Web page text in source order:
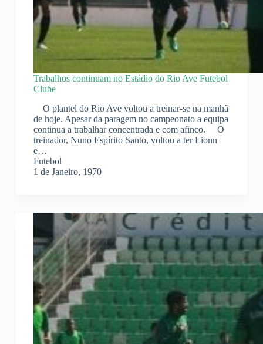
Trabalhos continuam no Estádio do Rio Ave Futebol
Clube
O plantel do Rio Ave voltou a treinar-se na manhã
de hoje. Apesar da paragem no campeonato a equipa
continua a trabalhar concentrada e com afinco. O
treinador, Nuno Espírito Santo, voltou a ter Lionn
e…
Futebol
1 de Janeiro, 1970